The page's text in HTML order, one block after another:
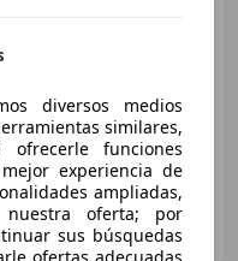
45 kW (61 CV)
diversos medios
similares,
funciones
experiencia de
ampliadas,
nuestra oferta; por
sus búsquedas
ofertas adecuadas